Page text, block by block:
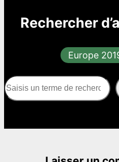
Rechercher
Europe
S
e
r